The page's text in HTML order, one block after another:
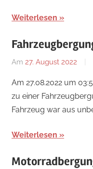
Weiterlesen
Am 27. August 2022
Am 27.08.2022 um
zu einer
Fahrzeug war aus
Weiterlesen